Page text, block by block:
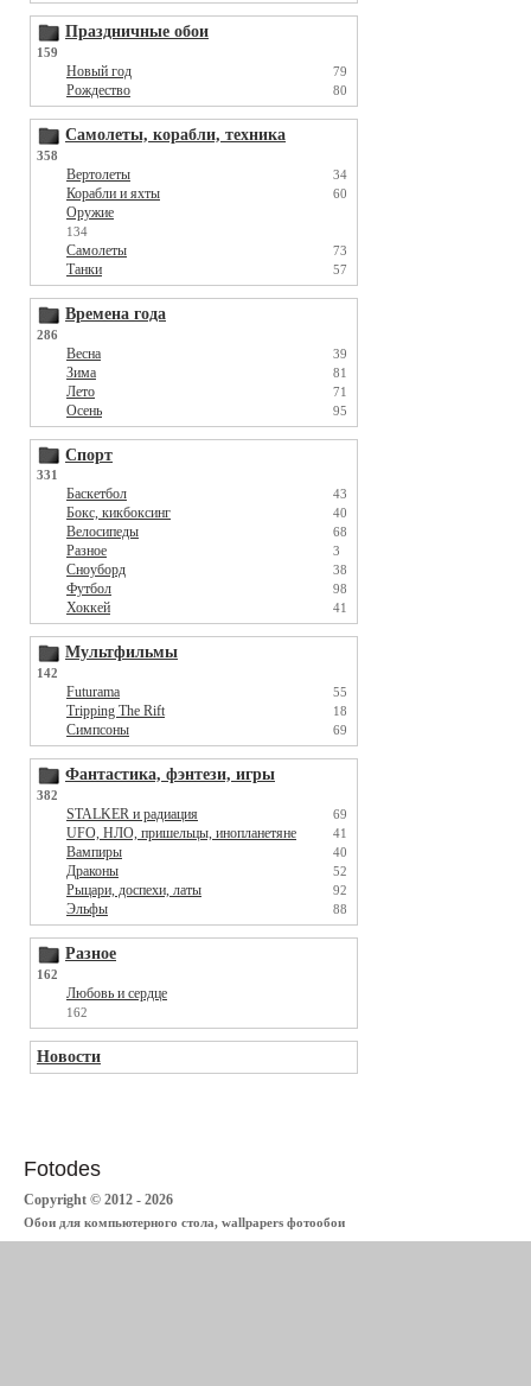
Праздничные обои
159
Новый год 79
Рождество 80
Самолеты, корабли, техника
358
Вертолеты 34
Корабли и яхты 60
Оружие
134
Самолеты 73
Танки 57
Времена года
286
Весна 39
Зима 81
Лето 71
Осень 95
Спорт
331
Баскетбол 43
Бокс, кикбоксинг 40
Велосипеды 68
Разное 3
Сноуборд 38
Футбол 98
Хоккей 41
Мультфильмы
142
Futurama 55
Tripping The Rift 18
Симпсоны 69
Фантастика, фэнтези, игры
382
STALKER и радиация 69
UFO, НЛО, пришельцы, инопланетяне 41
Вампиры 40
Драконы 52
Рыцари, доспехи, латы 92
Эльфы 88
Разное
162
Любовь и сердце
162
Новости
Fotodes
Copyright © 2012 - 2026
Обои для компьютерного стола, wallpapers фотообои